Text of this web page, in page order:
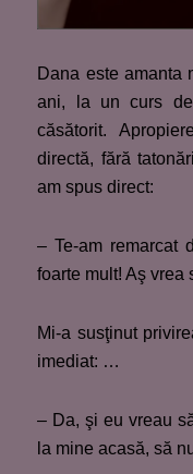
Dana este amanta
ani, la un curs de
căsătorit.
directă, fără
am spus direct:
– Te-am remarcat
foarte mult! Aş vrea
Mi-a susţinut
imediat: …
– Da, şi eu vreau
la mine acasă, să